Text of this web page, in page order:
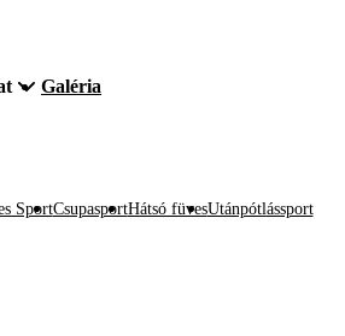
Galéria
SportCsupasportHátsó füvesUtánpótlássport